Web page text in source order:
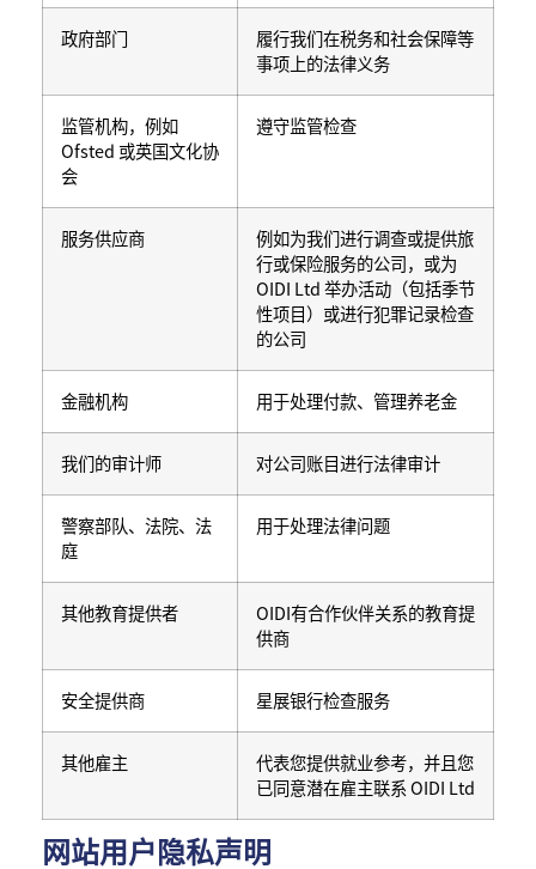
政府部门
履行我们在税务和社会保障等
事项上的法律义务
监管机构，例如
Ofsted 或英国文化协
会
遵守监管检查
服务供应商
例如为我们进行调查或提供旅
行或保险服务的公司，或为
OIDI Ltd 举办活动（包括季节
性项目）或进行犯罪记录检查
的公司
金融机构 用于处理付款、管理养老金
我们的审计师 对公司账目进行法律审计
警察部队、法院、法
庭
用于处理法律问题
其他教育提供者
OIDI有合作伙伴关系的教育提
供商
安全提供商 星展银行检查服务
其他雇主
代表您提供就业参考，并且您
已同意潜在雇主联系 OIDI Ltd
网站用户隐私声明